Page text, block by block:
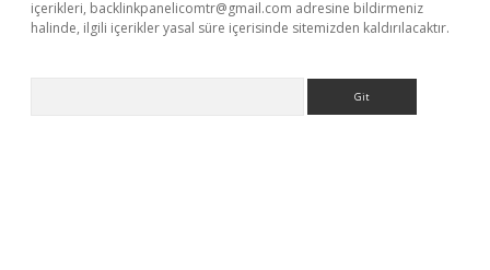
içerikleri, backlinkpanelicomtr@gmail.com adresine bildirmeniz
halinde, ilgili içerikler yasal süre içerisinde sitemizden kaldırılacaktır.